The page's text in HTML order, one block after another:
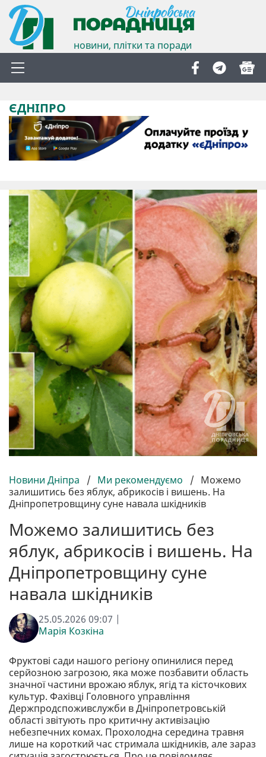
новини, плітки та поради
ЄДНІПРО
Новини Дніпра / Ми рекомендуємо / Можемо
залишитись без яблук, абрикосів і вишень. На
Дніпропетровщину суне навала шкідників
Можемо залишитись без
яблук, абрикосів і вишень. На
Дніпропетровщину суне
навала шкідників
25.05.2026 09:07 |
Марія Козкіна
Фруктові сади нашого регіону опинилися перед
серйозною загрозою, яка може позбавити область
значної частини врожаю яблук, ягід та кісточкових
культур. Фахівці Головного управління
Держпродспоживслужби в Дніпропетровській
області звітують про критичну активізацію
небезпечних комах. Прохолодна середина травня
лише на короткий час стримала шкідників, але зараз